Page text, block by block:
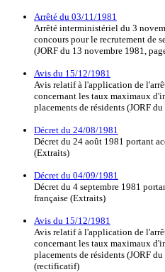
Arrêté du 03/11/1981
Arrêté interministériel du 3
concours pour le recrutement de
(JORF du 13 novembre 1981,
Avis du 15/12/1981
Avis relatif à l'application de
concernant les taux maximaux
placements de résidents (JORF
Décret du 24/08/1981
Décret du 24 août 1981 portant
(Extraits)
Décret du 04/09/1981
Décret du 4 septembre 1981
française (Extraits)
Avis du 15/12/1981
Avis relatif à l'application de
concernant les taux maximaux
placements de résidents (JORF
(rectificatif)